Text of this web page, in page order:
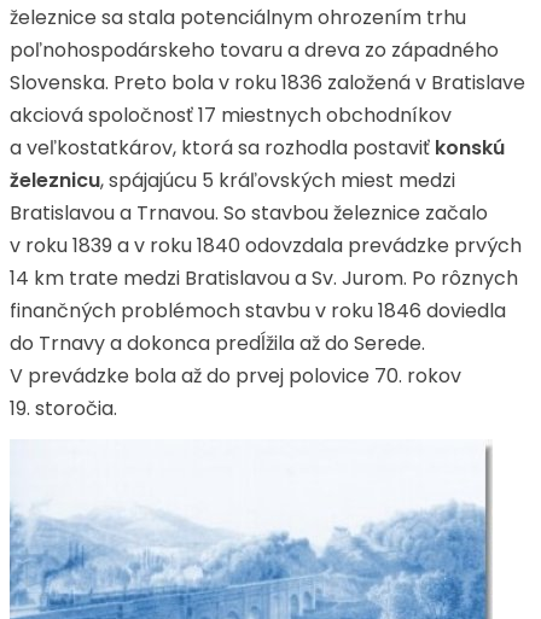
železnice sa stala potenciálnym ohrozením trhu
poľnohospodárskeho tovaru a dreva zo západného
Slovenska. Preto bola v roku 1836 založená v Bratislave
akciová spoločnosť 17 miestnych obchodníkov
a veľkostatkárov, ktorá sa rozhodla postaviť konskú
železnicu, spájajúcu 5 kráľovských miest medzi
Bratislavou a Trnavou. So stavbou železnice začalo
v roku 1839 a v roku 1840 odovzdala prevádzke prvých
14 km trate medzi Bratislavou a Sv. Jurom. Po rôznych
finančných problémoch stavbu v roku 1846 doviedla
do Trnavy a dokonca predĺžila až do Serede.
V prevádzke bola až do prvej polovice 70. rokov
19. storočia.